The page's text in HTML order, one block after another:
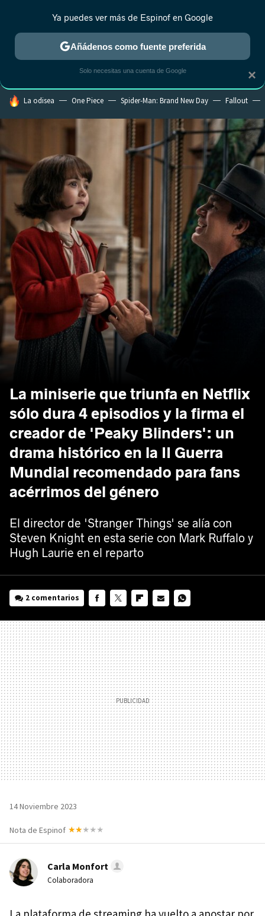
ESTRENOS REALITY ANIME RANKINGS CINE
HOY SE HABLA DE
La odisea One Piece Spider-Man: Brand New Day Fallout
La miniserie que triunfa en Netflix
sólo dura 4 episodios y la firma el
creador de 'Peaky Blinders': un
drama histórico en la II Guerra
Mundial recomendado para fans
acérrimos del género
El director de 'Stranger Things' se alía con
Steven Knight en esta serie con Mark Ruffalo y
Hugh Laurie en el reparto
2 comentarios
MAIL
14 Noviembre 2023
Nota de Espinof
Carla Monfort
Colaboradora
×
Ya puedes ver más de Espinof en Google
Añádenos como fuente preferida
Solo necesitas una cuenta de Google